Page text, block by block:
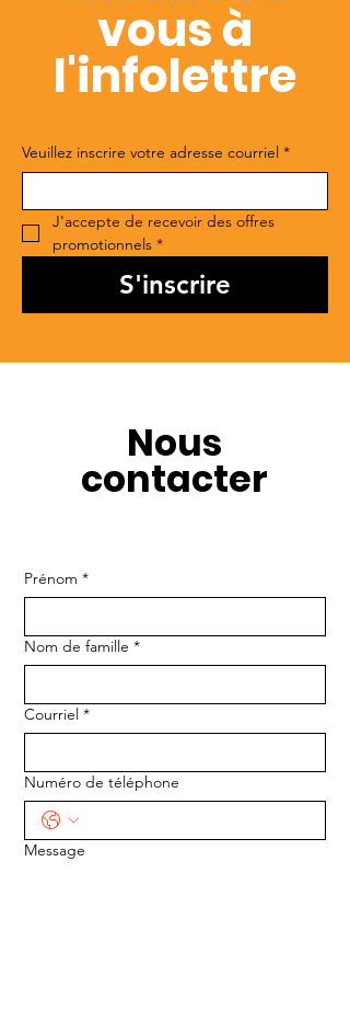
vous à
l'infolettre
Veuillez inscrire votre adresse courriel *
J'accepte de recevoir des offres
promotionnels *
S'inscrire
Nous
contacter
Prénom *
Nom de famille *
Courriel *
Numéro de téléphone
Message